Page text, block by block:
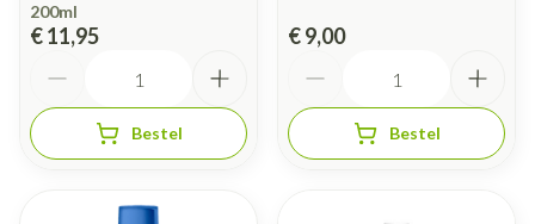
200ml
€ 11,95
Bestel
€ 9,00
Bestel